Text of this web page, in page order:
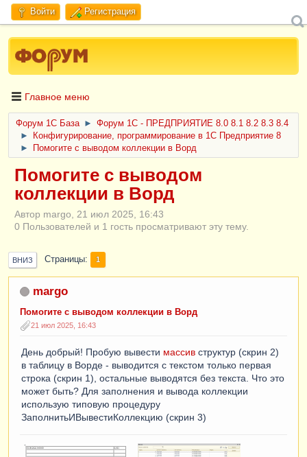
Войти Регистрация
Главное меню
Форум 1C База ►
Форум 1С - ПРЕДПРИЯТИЕ 8.0 8.1 8.2 8.3 8.4
►
Конфигурирование, программирование в 1С Предприятие 8
►
Помогите с выводом коллекции в Ворд
Помогите с выводом
коллекции в Ворд
Автор margo, 21 июл 2025, 16:43
0 Пользователей и 1 гость просматривают эту тему.
ВНИЗ Страницы 1
margo
Помогите с выводом коллекции в Ворд
21 июл 2025, 16:43
День добрый! Пробую вывести массив структур (скрин 2)
в таблицу в Ворде - выводится с текстом только первая
строка (скрин 1), остальные выводятся без текста. Что это
может быть? Для заполнения и вывода коллекции
использую типовую процедуру
ЗаполнитьИВывестиКоллекцию (скрин 3)